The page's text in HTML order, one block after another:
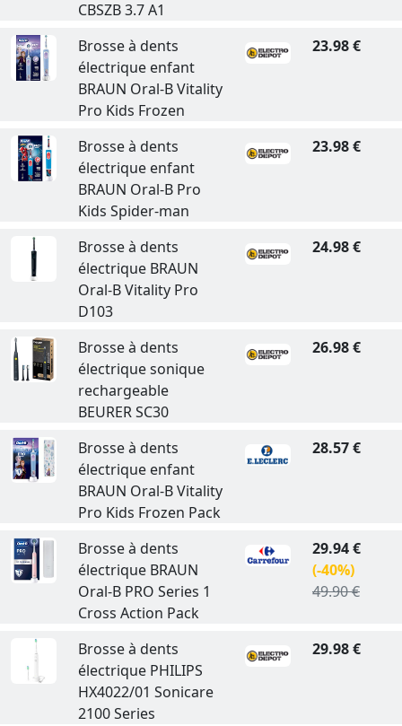
CBSZB 3.7 A1
Brosse à dents
électrique enfant
BRAUN Oral-B Vitality
Pro Kids Frozen
23.98 €
Brosse à dents
électrique enfant
BRAUN Oral-B Pro
Kids Spider-man
23.98 €
Brosse à dents
électrique BRAUN
Oral-B Vitality Pro
D103
24.98 €
Brosse à dents
électrique sonique
rechargeable
BEURER SC30
26.98 €
Brosse à dents
électrique enfant
BRAUN Oral-B Vitality
Pro Kids Frozen Pack
28.57 €
Brosse à dents
électrique BRAUN
Oral-B PRO Series 1
Cross Action Pack
29.94 €
(-40%)
49.90 €
Brosse à dents
électrique PHILIPS
HX4022/01 Sonicare
2100 Series
29.98 €